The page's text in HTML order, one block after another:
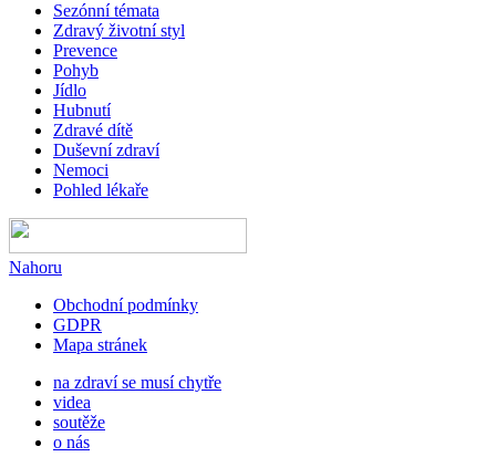
Sezónní témata
Zdravý životní styl
Prevence
Pohyb
Jídlo
Hubnutí
Zdravé dítě
Duševní zdraví
Nemoci
Pohled lékaře
Nahoru
Obchodní podmínky
GDPR
Mapa stránek
na zdraví se musí chytře
videa
soutěže
o nás